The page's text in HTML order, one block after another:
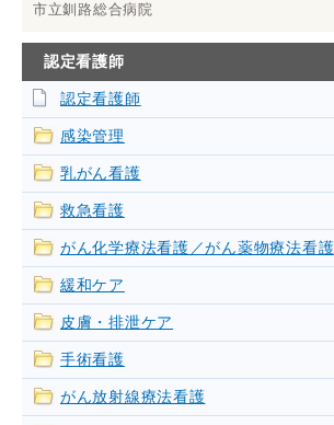
市立釧路総合病院
認定看護師
認定看護師
感染管理
乳がん看護
救急看護
がん化学療法看護／がん薬物療法看護
緩和ケア
皮膚・排泄ケア
手術看護
がん放射線療法看護